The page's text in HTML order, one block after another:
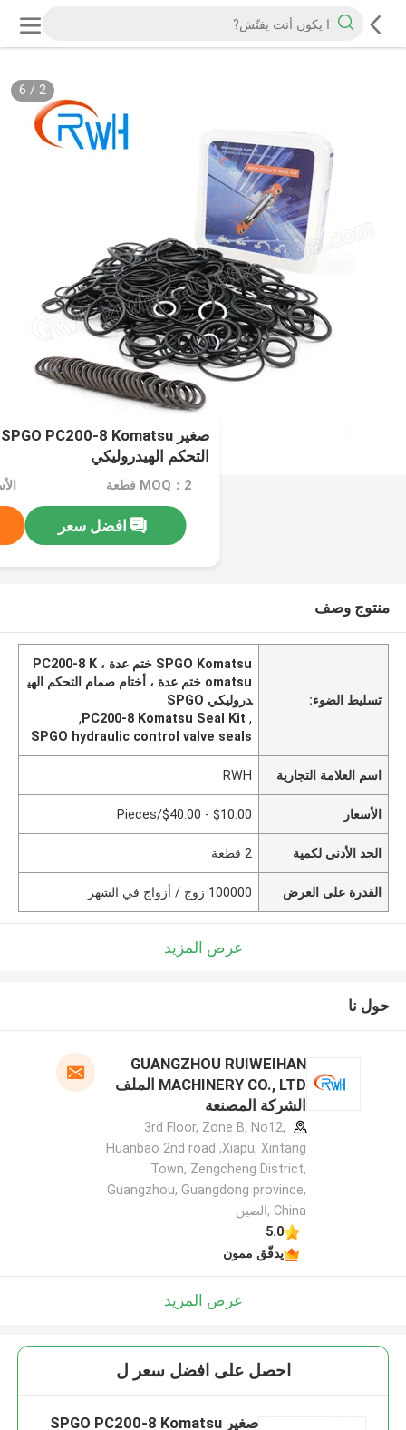
2
/
6
التحكم الهيدروليكي
MOQ：2 قطعة
افضل سعر
منتوج وصف
تسليط الضوء:
SPGO Komatsu ختم عدة ، PC200-8 K
omatsu ختم عدة ، أختام صمام التحكم الهي
دروليكي SPGO
,
PC200-8 Komatsu Seal Kit
,
SPGO hydraulic control valve seals
اسم العلامة التجارية RWH
الأسعار $10.00 - $40.00/Pieces
الحد الأدنى لكمية 2 قطعة
القدرة على العرض 100000 زوج / أزواج في الشهر
عرض المزيد
حول نا
GUANGZHOU RUIWEIHAN
MACHINERY CO., LTD الملف
الشركة المصنعة
3rd Floor, Zone B, No12,
Huanbao 2nd road ,Xiapu, Xintang
Town, Zengcheng District,
Guangzhou, Guangdong province,
China ,الصين
5.0
يدقّق ممون
عرض المزيد
احصل على افضل سعر ل
صغير SPGO PC200-8 Komatsu